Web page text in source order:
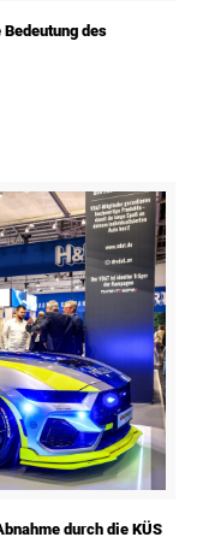
des
durch die KÜS